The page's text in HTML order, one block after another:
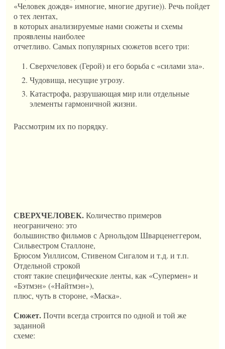
«Человек дождя» имногие, многие другие)). Речь пойдет
о тех лентах,
в которых анализируемые нами сюжеты и схемы
проявлены наиболее
отчетливо. Самых популярных сюжетов всего три:
Сверхчеловек (Герой) и его борьба с «силами зла».
Чудовища, несущие угрозу.
Катастрофа, разрушающая мир или отдельные
элементы гармоничной жизни.
Рассмотрим их по порядку.
СВЕРХЧЕЛОВЕК.Количество примеров
неограничено: это
большинство фильмов с Арнольдом Шварценеггером,
Сильвестром Сталлоне,
Брюсом Уиллисом, Стивеном Сигалом и т.д. и т.п.
Отдельной строкой
стоят такие специфические ленты, как «Супермен» и
«Бэтмэн» («Найтмэн»),
плюс, чуть в стороне, «Маска».
Сюжет.Почти всегда строится по одной и той же
заданной
схеме: